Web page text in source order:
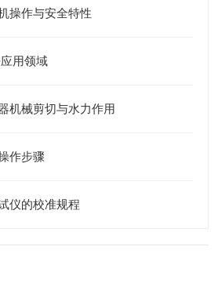
操作与安全特性
用领域
机械剪切与水力作用
作步骤
仪的校准规程